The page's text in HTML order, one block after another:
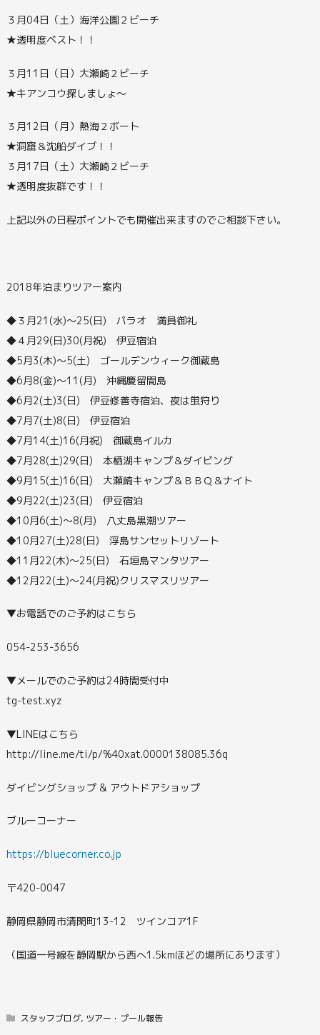
３月04日（土）海洋公園２ビーチ
★透明度ベスト！！
３月11日（日）大瀬崎２ビーチ
★キアンコウ探しましょ～
３月12日（月）熱海２ボート
★洞窟＆沈船ダイブ！！
３月17日（土）大瀬崎２ビーチ
★透明度抜群です！！
上記以外の日程ポイントでも開催出来ますのでご相談下さい。
2018年泊まりツアー案内
◆３月21(水)～25(日) パラオ 満員御礼
◆４月29(日)30(月祝) 伊豆宿泊
◆5月3(木)～5(土) ゴールデンウィーク御蔵島
◆6月8(金)～11(月) 沖縄慶留間島
◆6月2(土)3(日) 伊豆修善寺宿泊、夜は蛍狩り
◆7月7(土)8(日) 伊豆宿泊
◆7月14(土)16(月祝) 御蔵島イルカ
◆7月28(土)29(日) 本栖湖キャンプ＆ダイビング
◆9月15(土)16(日) 大瀬崎キャンプ＆ＢＢＱ＆ナイト
◆9月22(土)23(日) 伊豆宿泊
◆10月6(土)～8(月) 八丈島黒潮ツアー
◆10月27(土)28(日) 浮島サンセットリゾート
◆11月22(木)～25(日) 石垣島マンタツアー
◆12月22(土)～24(月祝)クリスマスリツアー
▼お電話でのご予約はこちら
054-253-3656
▼メールでのご予約は24時間受付中
tg-test.xyz
▼LINEはこちら
http://line.me/ti/p/%40xat.0000138085.36q
ダイビングショップ & アウトドアショップ
ブルーコーナー
https://bluecorner.co.jp
〒420-0047
静岡県静岡市清閑町13-12 ツインコア1F
（国道一号線を静岡駅から西へ1.5kmほどの場所にあります）
スタッフブログ, ツアー・プール報告